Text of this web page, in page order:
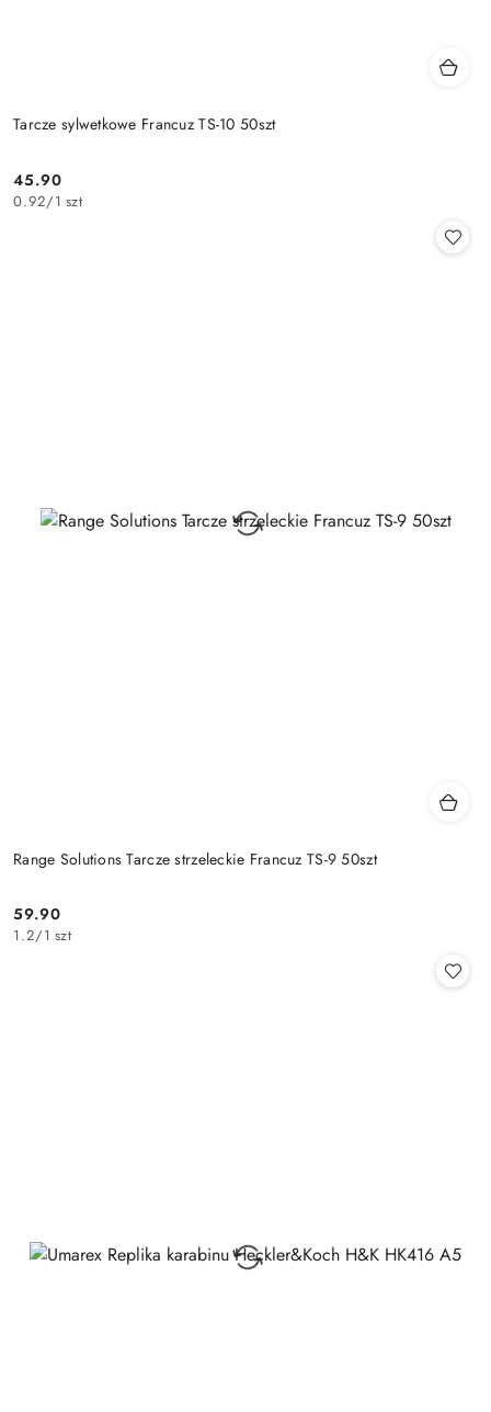
Tarcze sylwetkowe Francuz TS-10 50szt
Cena:
45.90
0.92/1 szt
Range Solutions Tarcze strzeleckie Francuz TS-9 50szt
Cena:
59.90
1.2/1 szt